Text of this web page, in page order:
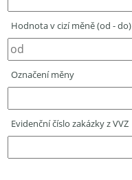
Hodnota v cizí měně (od - do)
Označení měny
Evidenční číslo zakázky z VVZ